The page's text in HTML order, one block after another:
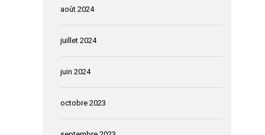
août 2024
juillet 2024
juin 2024
octobre 2023